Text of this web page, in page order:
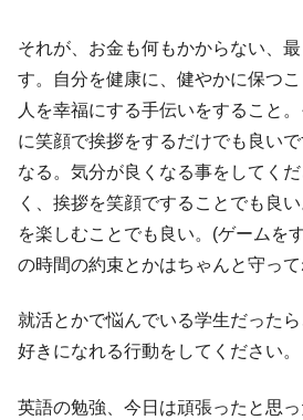
それが、お金も何もかからない、
す。自分を健康に、健やかに保つ
人を幸福にする手伝いをすること
に笑顔で挨拶をするだけでも良い
なる。気分が良くなる事をしてく
く、挨拶を笑顔ですることでも良
を楽しむことでも良い。(ゲームを
の時間の約束とかはちゃんと守っ
就活とかで悩んでいる学生だった
好きになれる行動をしてください。
英語の勉強、今日は頑張ったと思